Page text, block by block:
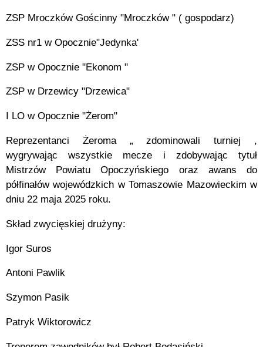
ZSP Mroczków Gościnny "Mroczków " ( gospodarz)
ZSS nr1 w Opocznie"Jedynka'
ZSP w Opocznie "Ekonom "
ZSP w Drzewicy "Drzewica"
I LO w Opocznie "Żerom"
Reprezentanci Żeroma „ zdominowali turniej ,
wygrywając wszystkie mecze i zdobywając tytuł
Mistrzów Powiatu Opoczyńskiego oraz awans do
półfinałów wojewódzkich w Tomaszowie Mazowieckim w
dniu 22 maja 2025 roku.
Skład zwycięskiej drużyny:
Igor Suros
Antoni Pawlik
Szymon Pasik
Patryk Wiktorowicz